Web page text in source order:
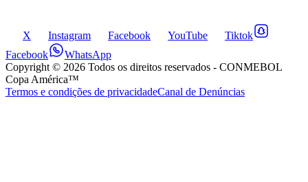
X Instagram Facebook YouTube
Tiktok
Facebook
WhatsApp
Copyright © 2026 Todos os direitos reservados - CONMEBOL
Copa América™
Termos e condições de privacidadeCanal de Denúncias